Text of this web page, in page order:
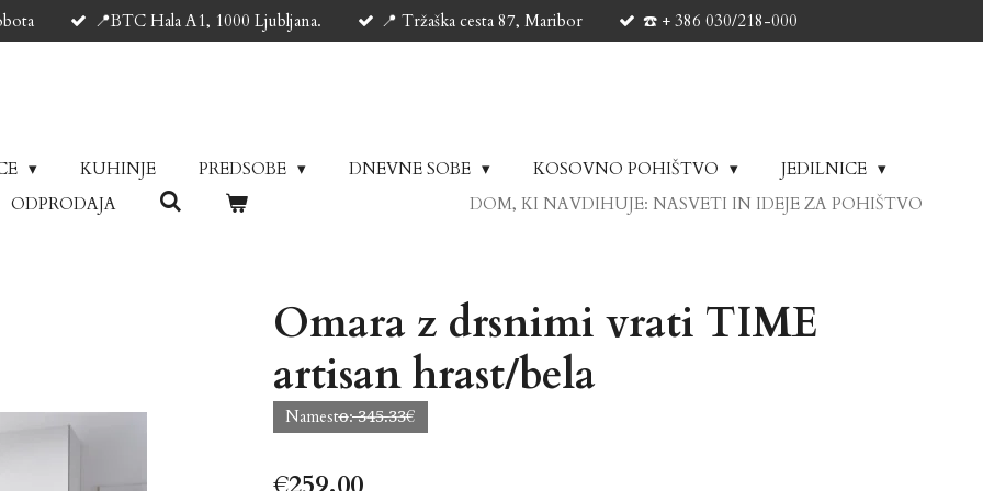
📍BTC Hala A1, 1000 Ljubljana. 📍 Tržaška cesta 87, Maribor ☎️ + 386 030/218-000
KUHINJE PREDSOBE DNEVNE SOBE KOSOVNO POHIŠTVO
JEDILNICE
ODPRODAJA
DOM, KI NAVDIHUJE: NASVETI IN IDEJE ZA POHIŠTVO
Omara z drsnimi vrati TIME
artisan hrast/bela
Namesto̶̶: ̶̶̶̶̶̶̶̶̶̶̶̶̶̶̶̶̶3̶4̶5̶.̶3̶3̶€